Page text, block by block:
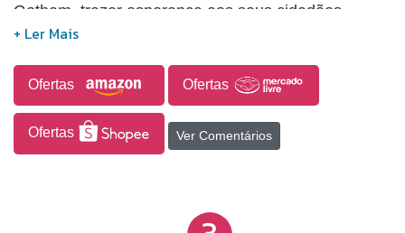
Gotham, trazer esperança aos seus cidadãos,
disciplina aos seus policiais e medo aos seus
conectam os capítulos mais sombrios da história da
cidade até a derrota de vilões notórios em
confrontos épicos.
Ofertas Ofertas
Ofertas Ver Comentários